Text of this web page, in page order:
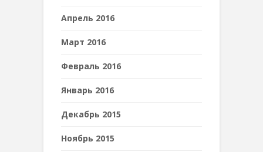
Апрель 2016
Март 2016
Февраль 2016
Январь 2016
Декабрь 2015
Ноябрь 2015